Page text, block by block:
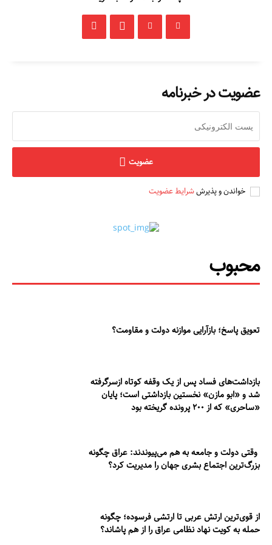
عضویت در خبرنامه
عضویت
خواندن و پذیرششرایط عضویت
محبوب
تعویق پاسخ؛ بازآرایی موازنه دولت و مقاومت؟
بازداشت‌های فساد پس از یک وقفه کوتاه ازسرگرفته
شد و «ابو مازن» نخستین بازداشتی است؛ پایان
«ساحری» که از ۲۰۰ پرونده گریخته بود
وقتی دولت و جامعه به هم می‌پیوندند: عراق چگونه
بزرگ‌ترین اجتماع بشری جهان را مدیریت کرد؟
از قوی‌ترین ارتش عربی تا ارتشی فرسوده؛ چگونه
حمله به کویت نهاد نظامی عراق را از هم پاشاند؟